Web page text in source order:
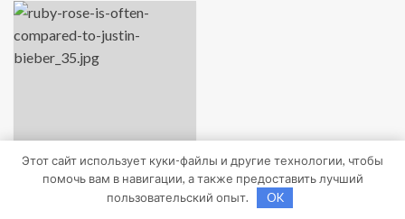
Uncategorised
Этот сайт использует куки-файлы и другие технологии, чтобы
помочь вам в навигации, а также предоставить лучший
пользовательский опыт.
OK